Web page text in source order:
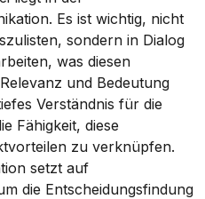
Es ist wichtig, nicht
sondern in Dialog
was diesen
und Bedeutung
Verständnis für die
Fähigkeit, diese
zu verknüpfen.
setzt auf
die Entscheidungsfindung